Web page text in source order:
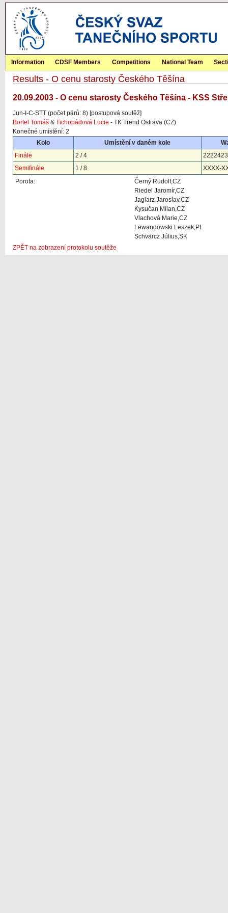
Information CDSF Members Competitions National Team
Results - O cenu starosty Českého Těšína
20.09.2003 - O cenu starosty Českého Těšína - KSS
Jun-I-C-STT (počet párů: 8) [postupová soutěž]
Bortel Tomáš & Tichopádová Lucie - TK Trend Ostrava (CZ)
Konečné umístění: 2
Kolo
Umístění v daném kole
Finále
2 / 4
2222423
Semifinále
1 / 8
XXXX-
Porota:
Černý Rudolf,CZ
Riedel Jaromír,CZ
Jaglarz Jaroslav,CZ
Kysučan Milan,CZ
Vlachová Marie,CZ
Lewandowski Leszek,PL
Schvarcz Július,SK
ZPĚT na zobrazení protokolu soutěže